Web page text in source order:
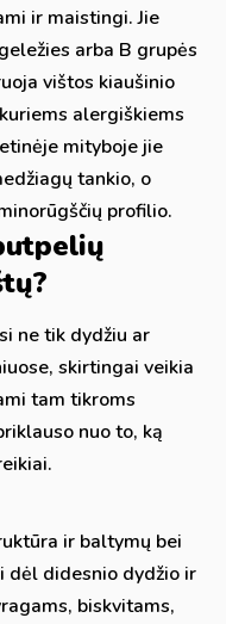
ir maistingi. Jie
arba B grupės
vištos kiaušinio
alergiškiems
mityboje jie
tankio, o
profilio.
ne tik dydžiu ar
skirtingai veikia
tam tikroms
nuo to, ką
ir baltymų bei
dėl didesnio dydžio ir
biskvitams,